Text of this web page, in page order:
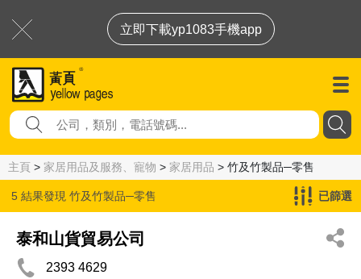
立即下載yp1083手機app
主頁 > 家居用品及服務、寵物 > 家居用品 > 竹及竹製品─零售
5 結果發現 竹及竹製品─零售 已篩選
泰和山貨貿易公司
2393 4629